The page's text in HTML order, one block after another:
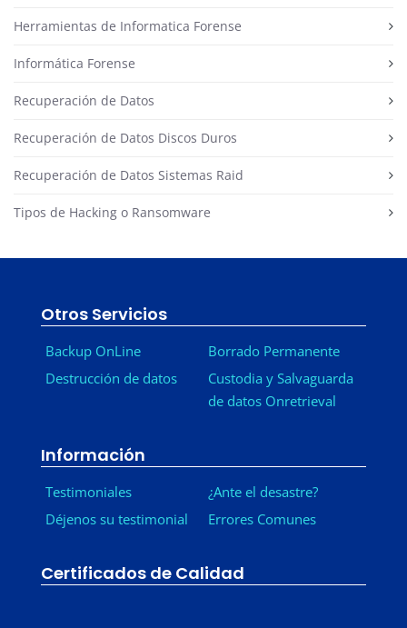
Herramientas de Informatica Forense
Informática Forense
Recuperación de Datos
Recuperación de Datos Discos Duros
Recuperación de Datos Sistemas Raid
Tipos de Hacking o Ransomware
Otros Servicios
Backup OnLine
Destrucción de datos
Borrado Permanente
Custodia y Salvaguarda
de datos Onretrieval
Información
Testimoniales
Déjenos su testimonial
¿Ante el desastre?
Errores Comunes
Certificados de Calidad